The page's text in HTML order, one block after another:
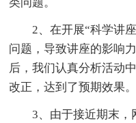
类问题。
2、在开展“科学讲
问题，导致讲座的影响
后，我们认真分析活动
改正，达到了预期效果。
3、由于接近期末，